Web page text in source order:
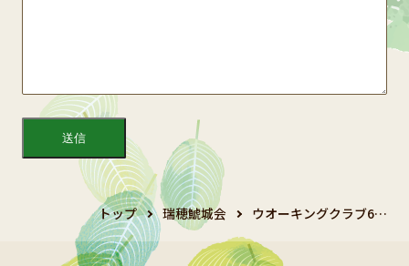
トップ 瑞穂鯱城会 ウオーキングクラブ6…